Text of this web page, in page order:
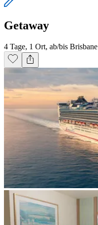
Getaway
4 Tage, 1 Ort, ab/bis Brisbane